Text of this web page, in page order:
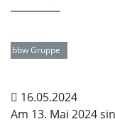
bbw Gruppe
16.05.2024
Am 13. Mai 2024